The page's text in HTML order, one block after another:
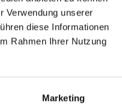
Verwendung unserer
diese Informationen
Rahmen Ihrer Nutzung
Marketing